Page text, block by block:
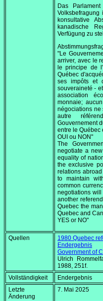
Das
konsultative
kanadische
Verfügung zu
"Le
arriver, avec le
le principe de
Québec
ses impôts et
souveraineté -
association
monnaie;
négociations ne
autre
Gouvernement
entre le Québec
OUI ou NON"
The
negotiate a
equality of
the exclusive
relations
to maintain
common
negotiations
another
Quebec the
Quebec and
YES or NO"
Quellen
1980 Quebec
Endergebnis
Government of
Ulrich
1988, 251f.
Vollständigkeit
Endergebnis
Letzte
Änderung
7. Mai 2025